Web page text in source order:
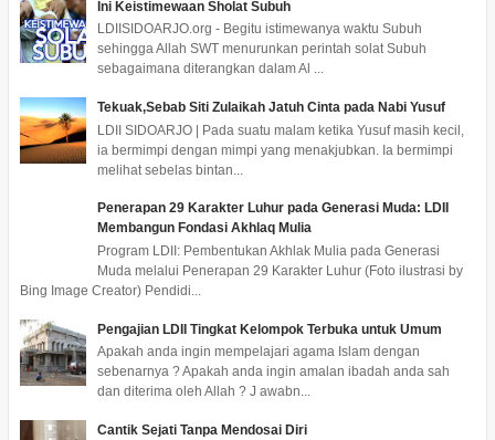
Ini Keistimewaan Sholat Subuh
LDIISIDOARJO.org - Begitu istimewanya waktu Subuh
sehingga Allah SWT menurunkan perintah solat Subuh
sebagaimana diterangkan dalam Al ...
Tekuak,Sebab Siti Zulaikah Jatuh Cinta pada Nabi Yusuf
LDII SIDOARJO | Pada suatu malam ketika Yusuf masih kecil,
ia bermimpi dengan mimpi yang menakjubkan. Ia bermimpi
melihat sebelas bintan...
Penerapan 29 Karakter Luhur pada Generasi Muda: LDII
Membangun Fondasi Akhlaq Mulia
Program LDII: Pembentukan Akhlak Mulia pada Generasi
Muda melalui Penerapan 29 Karakter Luhur (Foto ilustrasi by
Bing Image Creator) Pendidi...
Pengajian LDII Tingkat Kelompok Terbuka untuk Umum
Apakah anda ingin mempelajari agama Islam dengan
sebenarnya ? Apakah anda ingin amalan ibadah anda sah
dan diterima oleh Allah ? J awabn...
Cantik Sejati Tanpa Mendosai Diri